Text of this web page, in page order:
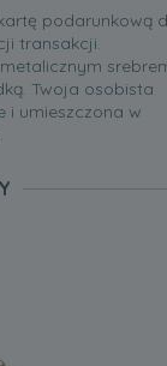
podarunkową
transakcji.
Twoja osobista
i umieszczona w